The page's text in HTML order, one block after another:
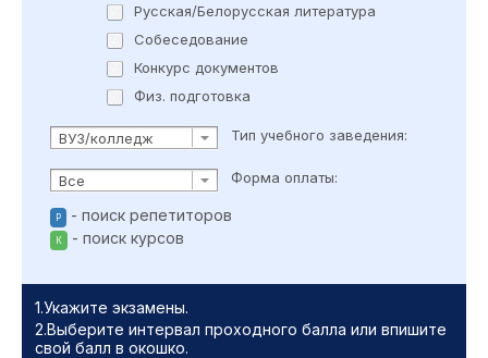
Русская/Белорусская литература
Собеседование
Конкурс документов
Физ. подготовка
ВУЗ/колледж Тип учебного заведения:
Все Форма оплаты:
Р - поиск репетиторов
К - поиск курсов
1.Укажите экзамены.
2.Выберите интервал проходного балла или впишите
свой балл в окошко.